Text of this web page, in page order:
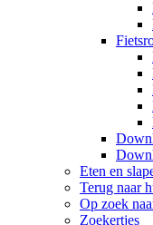
Eten en
Terug naar
Op zoek
Zoekertjes